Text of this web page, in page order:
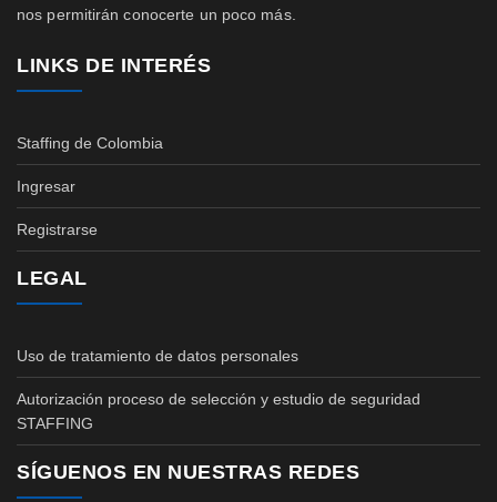
nos permitirán conocerte un poco más.
LINKS DE INTERÉS
Staffing de Colombia
Ingresar
Registrarse
LEGAL
Uso de tratamiento de datos personales
Autorización proceso de selección y estudio de seguridad
STAFFING
SÍGUENOS EN NUESTRAS REDES